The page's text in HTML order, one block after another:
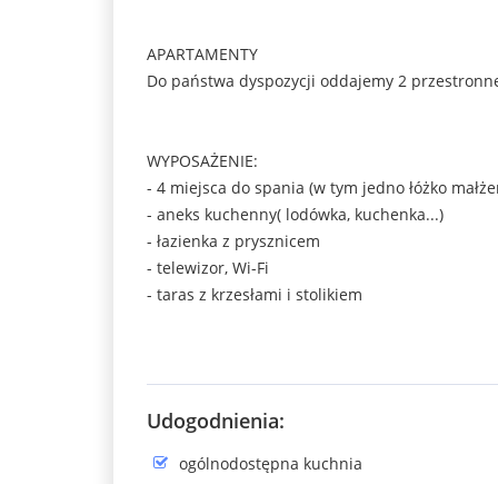
APARTAMENTY
Do państwa dyspozycji oddajemy 2
WYPOSAŻENIE:
- 4 miejsca do spania (w tym jedno łóżko
- aneks kuchenny( lodówka, kuchenka...)
- łazienka z prysznicem
- telewizor, Wi-Fi
- taras z krzesłami i stolikiem
Udogodnienia:
ogólnodostępna kuchnia